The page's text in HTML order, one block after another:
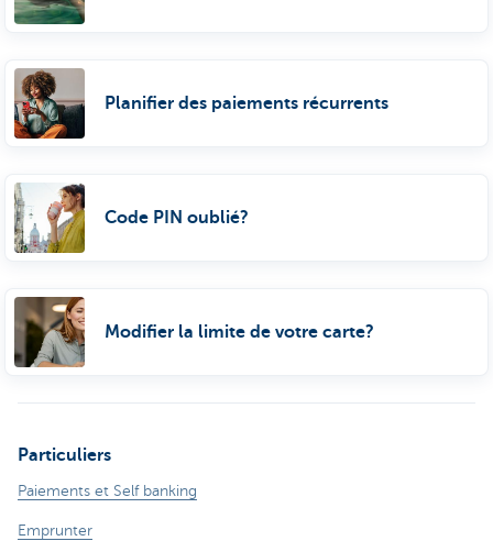
Planifier des paiements récurrents
Code PIN oublié?
Modifier la limite de votre carte?
Particuliers
Paiements et Self banking
Emprunter